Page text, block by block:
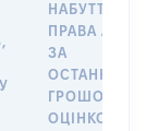
НАБУТТЯ
ПРАВА АБО
ЗА
ГРОШОВОЮ
ОЦІНКОЮ,